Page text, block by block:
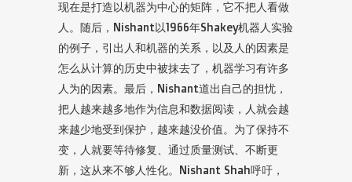
现在是打造以机器为中心的矩阵，它不把人看做
人。随后，Nishant以1966年Shakey机器人实验
的例子，引出人和机器的关系，以及人的因素是
怎么从计算的历史中被抹去了，机器学习有许多
人为的因素。最后，Nishant道出自己的担忧，
把人越来越多地作为信息和数据阅读，人就会越
来越少地受到保护，越来越没价值。为了保持不
变，人就要等待修复、通过质量测试、不断更
新，这从来不够人性化。Nishant Shah呼吁，